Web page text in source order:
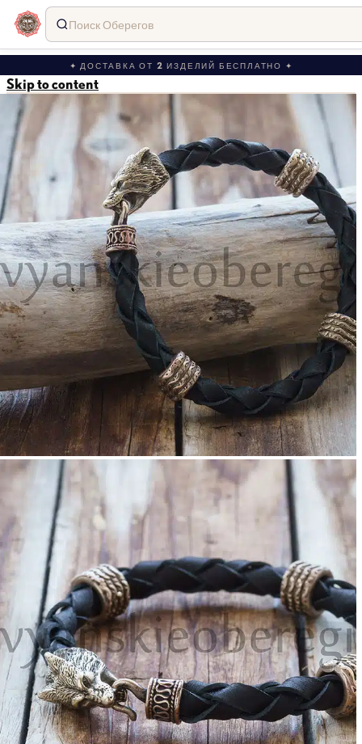
✦ ДОСТАВКА ОТ 2 ИЗДЕЛИЙ БЕСПЛАТНО ✦
Skip to content
Поиск Оберегов